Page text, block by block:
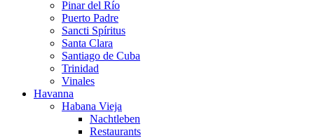
Pinar del Río
Puerto Padre
Sancti Spíritus
Santa Clara
Santiago de Cuba
Trinidad
Vinales
Havanna
Habana Vieja
Nachtleben
Restaurants